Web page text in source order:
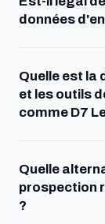
données
Quelle est la
et les outils
comme D7
Quelle
prospection
?